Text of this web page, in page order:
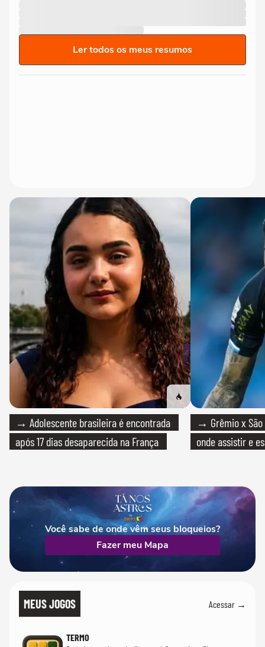
Ler todos os meus resumos
→ Adolescente brasileira é encontrada
após 17 dias desaparecida na França
→ Grêmio x São
onde assistir e
Você sabe de onde vêm seus bloqueios?
Fazer meu Mapa
MEUS JOGOS Acessar →
TERMO